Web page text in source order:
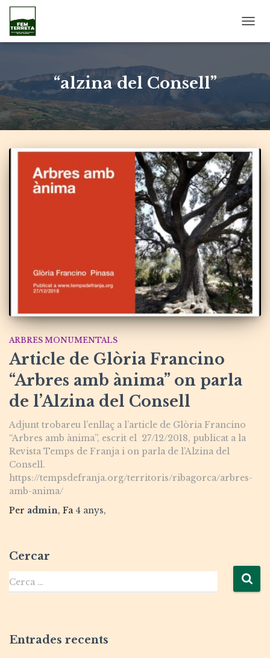
LA
“alzina del Consell”
ARBRES MONUMENTALS
Article de Glòria Francino
“Arbres amb ànima” on parla
de l’Alzina del Consell
Adjunt trobareu l’enllaç a l’article de Glòria Francino
“Arbres amb ànima”, escrit el 27/12/2018, publicat a la
Revista Temps de Franja i on parla de l’Alzina del
Consell.
https://tempsdefranja.org/territoris/ribagorca/arbres-
amb-anima/
Per admin, Fa 4 anys,
Cercar
Cerca …
Entrades recents